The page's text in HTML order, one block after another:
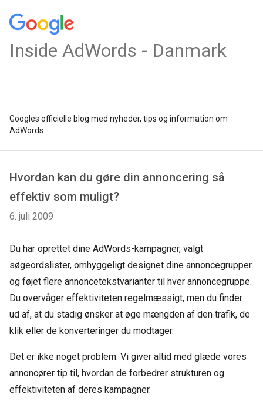
Inside AdWords - Danmark
Googles officielle blog med nyheder, tips og information om
AdWords
Hvordan kan du gøre din annoncering så
effektiv som muligt?
6. juli 2009
Du har oprettet dine AdWords-kampagner, valgt
søgeordslister, omhyggeligt designet dine annoncegrupper
og føjet flere annoncetekstvarianter til hver annoncegruppe.
Du overvåger effektiviteten regelmæssigt, men du finder
ud af, at du stadig ønsker at øge mængden af den trafik, de
klik eller de konverteringer du modtager.
Det er ikke noget problem. Vi giver altid med glæde vores
annoncører tip til, hvordan de forbedrer strukturen og
effektiviteten af deres kampagner.